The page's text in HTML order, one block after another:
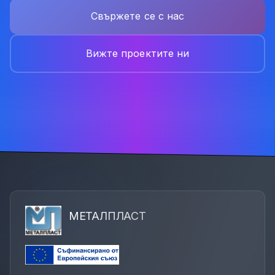
Свържете се с нас
Вижте проектите ни
МЕТАЛПЛАСТ